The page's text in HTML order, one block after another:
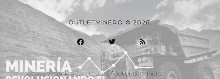
OUTLETMINERO © 2026.
Inicio Grupo Oficial OutletMinero